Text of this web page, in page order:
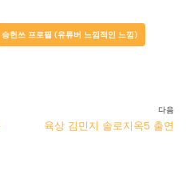
승헌쓰 프로필 (유튜버 느낌적인 느낌)
다음
육상 김민지 솔로지옥5 출연